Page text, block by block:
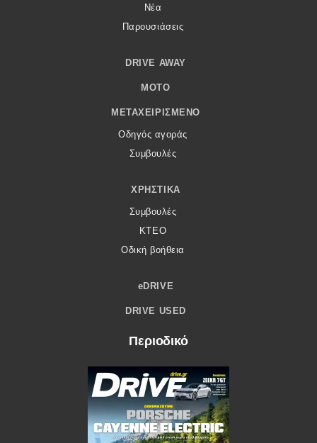
Νέα
Παρουσιάσεις
DRIVE AWAY
MOTO
ΜΕΤΑΧΕΙΡΙΣΜΈΝΟ
Οδηγός αγοράς
Συμβουλές
ΧΡΗΣΤΙΚΆ
Συμβουλές
ΚΤΕΟ
Οδική βοήθεια
eDRIVE
DRIVE USED
Περιοδικό